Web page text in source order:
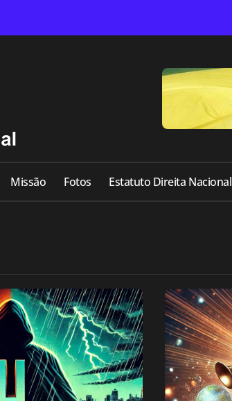
Missão Fotos Estatuto Direita Nacional